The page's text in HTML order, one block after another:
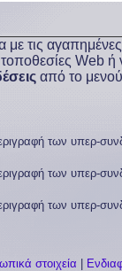
με τις
Web ή
από το
των υπερ-
των υπερ-
των υπερ-
στοιχεία